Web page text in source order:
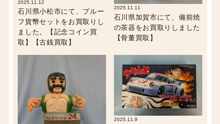
2025.11.12
石川県小松市にて、プルー
フ貨幣セットをお買取りし
ました。【記念コイン買
取】【古銭買取】
2025.11.11
石川県加賀市にて、備前焼
の茶器をお買取りしました
【骨董買取】
2025.11.9